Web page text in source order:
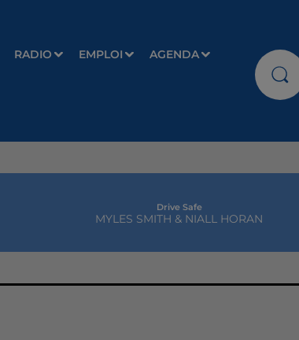
RADIO EMPLOI AGENDA
Drive Safe
MYLES SMITH & NIALL HORAN